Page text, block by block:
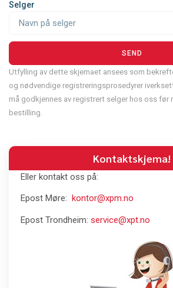
Selger
SEND
Utfylling av dette skjemaet ansees som
og nødvendige registreringsprosedyrer
må godkjennes av registrert selger hos oss før
bestilling.
Kontaktskjema!
Eller kontakt oss på:
Epost Møre: kontor@xpm.no
Epost Trondheim: service@xpt.no